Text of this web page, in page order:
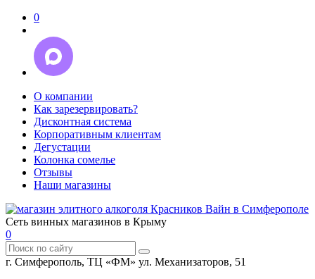
0
О компании
Как зарезервировать?
Дисконтная система
Корпоративным клиентам
Дегустации
Колонка сомелье
Отзывы
Наши магазины
Сеть винных магазинов в Крыму
0
г. Симферополь, ТЦ «ФМ» ул. Механизаторов, 51